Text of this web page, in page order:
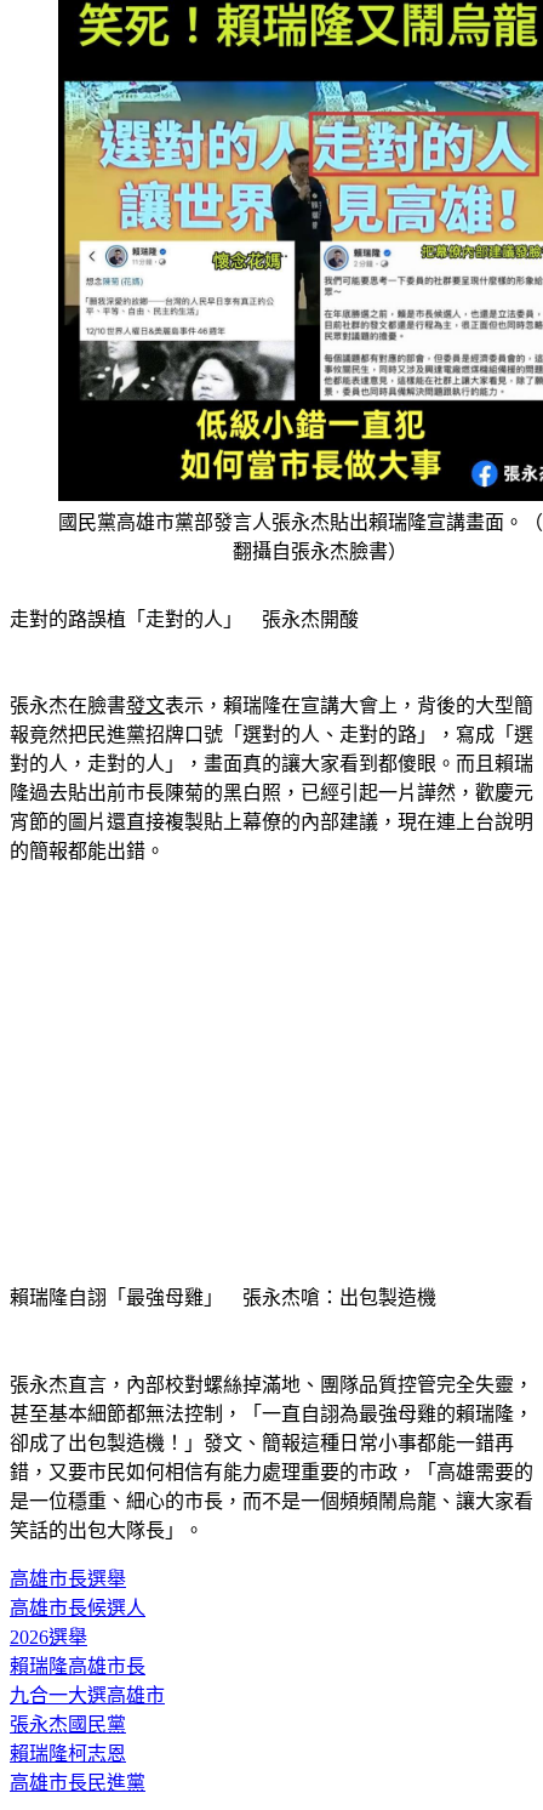
國民黨高雄市黨部發言人張永杰貼出賴瑞隆宣講畫面。
張永杰在臉書發文表示，賴瑞隆在宣講大會上，背後的大型簡
報竟然把民進黨招牌口號「選對的人、走對的路」，寫成「選
對的人，走對的人」，畫面真的讓大家看到都傻眼。而且賴瑞
隆過去貼出前市長陳菊的黑白照，已經引起一片譁然，歡慶元
宵節的圖片還直接複製貼上幕僚的內部建議，現在連上台說明
張永杰直言，內部校對螺絲掉滿地、團隊品質控管完全失靈，
甚至基本細節都無法控制，「一直自詡為最強母雞的賴瑞隆，
卻成了出包製造機！」發文、簡報這種日常小事都能一錯再
錯，又要市民如何相信有能力處理重要的市政，「高雄需要的
是一位穩重、細心的市長，而不是一個頻頻鬧烏龍、讓大家看
高雄市長選舉
高雄市長候選人
2026選舉
賴瑞隆高雄市長
九合一大選高雄市
張永杰國民黨
賴瑞隆柯志恩